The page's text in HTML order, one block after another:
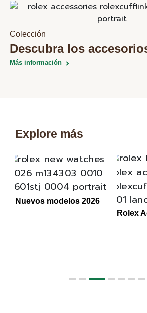
Colección
Descubra los
Más información
Explore más
Nuevos modelos 2026
Rolex